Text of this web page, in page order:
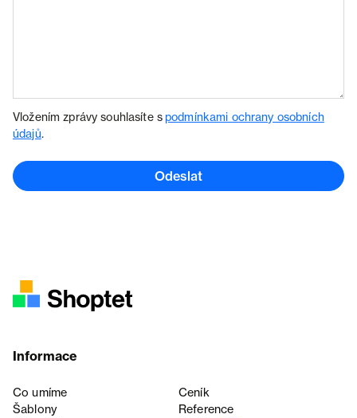
Vložením zprávy souhlasíte spodmínkami ochrany osobních
údajů.
Odeslat
Informace
Co umíme
Ceník
Šablony
Reference